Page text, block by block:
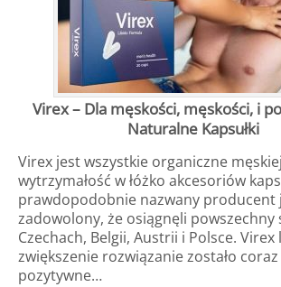
Virex – Dla męskości, męskości, i
Naturalne Kapsułki
Virex jest wszystkie organiczne
wytrzymałość w łóżko akcesoriów
prawdopodobnie nazwany producent
zadowolony, że osiągnęli powszechny
Czechach, Belgii, Austrii i Polsce.
zwiększenie rozwiązanie zostało coraz
pozytywne…